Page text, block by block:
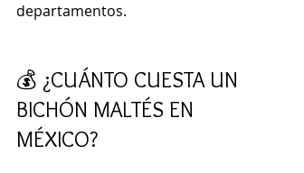
departamentos.
💰 ¿CUÁNTO CUESTA UN
BICHÓN MALTÉS EN
MÉXICO?